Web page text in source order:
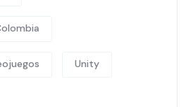
Unity